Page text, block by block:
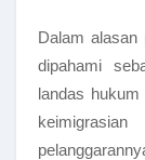
Dalam alasan
dipahami
landas hukum